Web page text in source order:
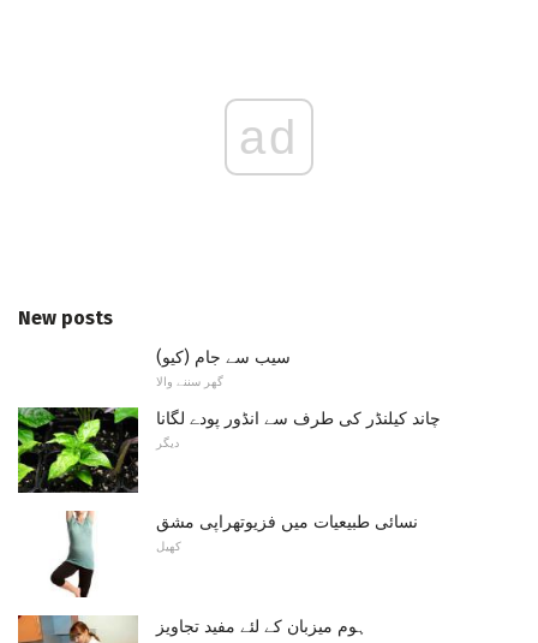
ad
New posts
سیب سے جام (کیو)
گھر سننے والا
چاند کیلنڈر کی طرف سے انڈور پودے لگانا
دیگر
نسائی طبیعیات میں فزیوتھراپی مشق
کھیل
ہوم میزبان کے لئے مفید تجاویز